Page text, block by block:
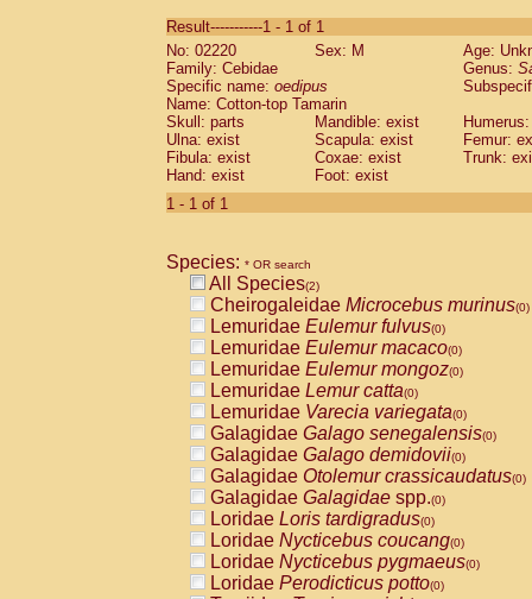
CebidaeSaguinus labiatus(0)
Cebidae Saguinus leucopus (0)
Cebidae
CebidaeSaguinus mystax
Cebidae Saguinus nigricollis (1)
Cebidae Saguinus oedipus
Cebidae Saguinus weddelli
Cebidae Saguinusspp.
Cebidae
CebidaeCebus capucinus
CebidaeCebus nigrivittatus
CebidaeCebus spp.(0)
CebidaeSaimiri boliviensis(0)
CebidaeSaimiri sciureus(0)
AtelidaeAlouatta caraya(0)
AtelidaeAlouatta fusca(0)
AtelidaeAlouatta seniculus(0)
AtelidaeAlouattaspp.(0)
AtelidaeAteles belzebuth(0)
AtelidaeAteles geoffroyi(0)
AtelidaeAteles paniscus(0)
AtelidaeAtelesspp.(0)
AtelidaeLagothrix lagothricha(0)
AtelidaeLagothrix lagothricha cana
PitheciidaeCacajao calvus
Result-----------1 - 1 of 1
No: 02220
Sex: M
Age:
Family: Cebidae
Genus:
Specific name: oedipus
Name: Cotton-top Tamarin
Skull: parts
Mandible: exist
Ulna: exist
Scapula: exist
Femur:
Fibula: exist
Coxae: exist
Trunk:
Hand: exist
Foot: exist
1 - 1 of 1
Species: * OR search
All Species(2)
Cheirogaleidae Microcebus murinus(0)
Lemuridae Eulemur fulvus(0)
Lemuridae Eulemur macaco(0)
Lemuridae Eulemur mongoz(0)
Lemuridae Lemur catta(0)
Lemuridae Varecia variegata(0)
Galagidae Galago senegalensis(0)
Galagidae Galago demidovii(0)
Galagidae Otolemur crassicaudatus(0)
Galagidae Galagidae spp.(0)
Loridae Loris tardigradus(0)
Loridae Nycticebus coucang(0)
Loridae Nycticebus pygmaeus(0)
Loridae Perodicticus potto(0)